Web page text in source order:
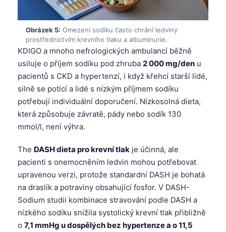
Obrázek 5: Omezení sodíku často chrání ledviny
prostřednictvím krevního tlaku a albuminurie.
KDIGO a mnoho nefrologických ambulancí běžně
usiluje o příjem sodíku pod zhruba 2 000 mg/den u
pacientů s CKD a hypertenzí, i když křehcí starší lidé,
silně se potící a lidé s nízkým příjmem sodíku
potřebují individuální doporučení. Nízkosolná dieta,
která způsobuje závratě, pády nebo sodík 130
mmol/l, není výhra.
The DASH dieta pro krevní tlak je účinná, ale
pacienti s onemocněním ledvin mohou potřebovat
upravenou verzi, protože standardní DASH je bohatá
na draslík a potraviny obsahující fosfor. V DASH-
Sodium studii kombinace stravování podle DASH a
nízkého sodíku snížila systolický krevní tlak přibližně
o 7,1 mmHg u dospělých bez hypertenze a o 11,5